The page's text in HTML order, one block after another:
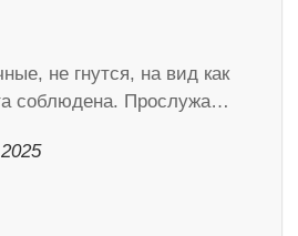
не гнутся, на вид как
соблюдена. Прослужа…